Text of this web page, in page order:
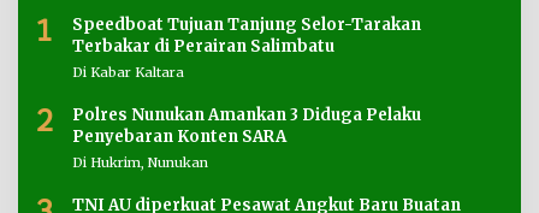
1
Speedboat Tujuan Tanjung Selor-Tarakan
Terbakar di Perairan Salimbatu
Di Kabar Kaltara
2
Polres Nunukan Amankan 3 Diduga Pelaku
Penyebaran Konten SARA
Di Hukrim, Nunukan
TNI AU diperkuat Pesawat Angkut Baru Buatan